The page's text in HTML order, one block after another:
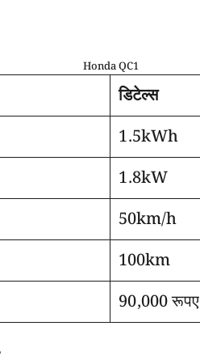
Honda QC1
डिटेल्स
1.5kWh
1.8kW
50km/h
100km
90,000 रूपए